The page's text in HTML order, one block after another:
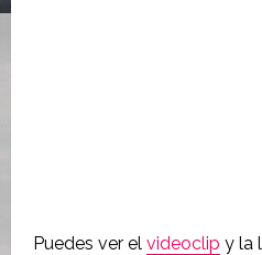
Puedes ver el videoclip y la